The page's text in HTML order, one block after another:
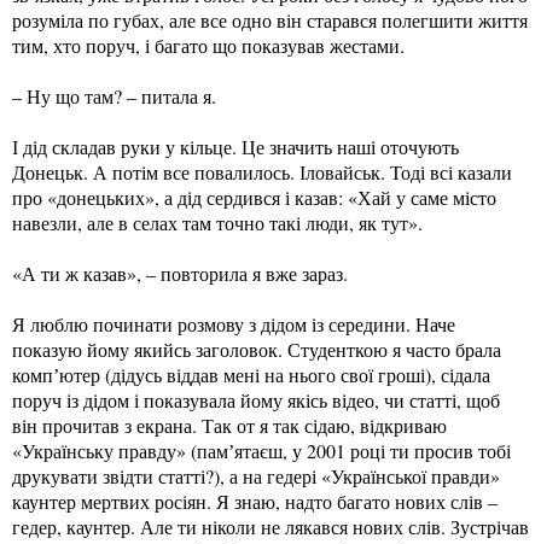
розуміла по губах, але все одно він старався полегшити життя
тим, хто поруч, і багато що показував жестами.
– Ну що там? – питала я.
І дід складав руки у кільце. Це значить наші оточують
Донецьк. А потім все повалилось. Іловайськ. Тоді всі казали
про «донецьких», а дід сердився і казав: «Хай у саме місто
навезли, але в селах там точно такі люди, як тут».
«А ти ж казав», – повторила я вже зараз.
Я люблю починати розмову з дідом із середини. Наче
показую йому якийсь заголовок. Студенткою я часто брала
компʼютер (дідусь віддав мені на нього свої гроші), сідала
поруч із дідом і показувала йому якісь відео, чи статті, щоб
він прочитав з екрана. Так от я так сідаю, відкриваю
«Українську правду» (памʼятаєш, у 2001 році ти просив тобі
друкувати звідти статті?), а на гедері «Української правди»
каунтер мертвих росіян. Я знаю, надто багато нових слів –
гедер, каунтер. Але ти ніколи не лякався нових слів. Зустрічав